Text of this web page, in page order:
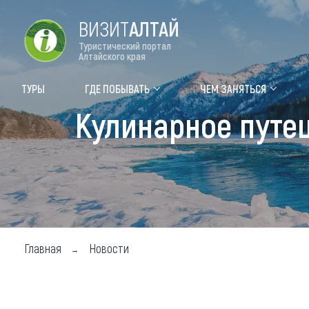
Туры Где
ВИЗИТАЛТАЙ
Туристический портал
Алтайского края
ТУРЫ ГДЕ ПОБЫВАТЬ ЧЕМ ЗАНЯТЬСЯ
Кулинарное
Главная Новости